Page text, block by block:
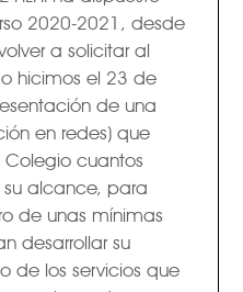
2020-2021, desde
a solicitar al
hicimos el 23 de
de una
en redes) que
cuantos
su alcance, para
de unas mínimas
desarrollar su
de los servicios que